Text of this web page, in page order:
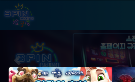
게임
Previous